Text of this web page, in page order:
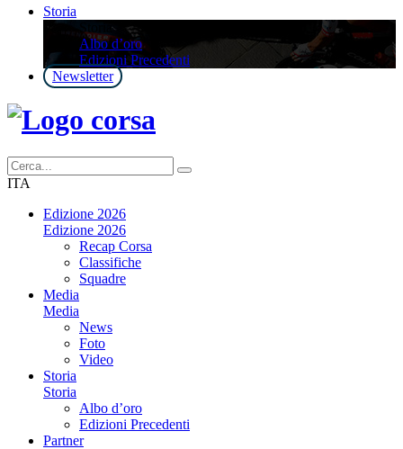
Storia
Storia
Albo d’oro
Edizioni Precedenti
Newsletter
ITA
Edizione 2026
Edizione 2026
Recap Corsa
Classifiche
Squadre
Media
Media
News
Foto
Video
Storia
Storia
Albo d’oro
Edizioni Precedenti
Partner